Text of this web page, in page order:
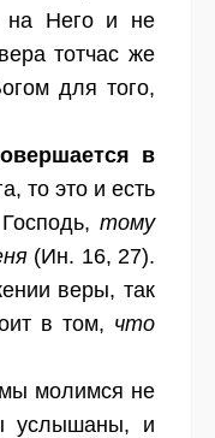
на Него и не
тотчас же
для того,
в
то это и есть
Господь,тому
(Ин. 16, 27).
веры, так
в том, что
молимся не
услышаны, и